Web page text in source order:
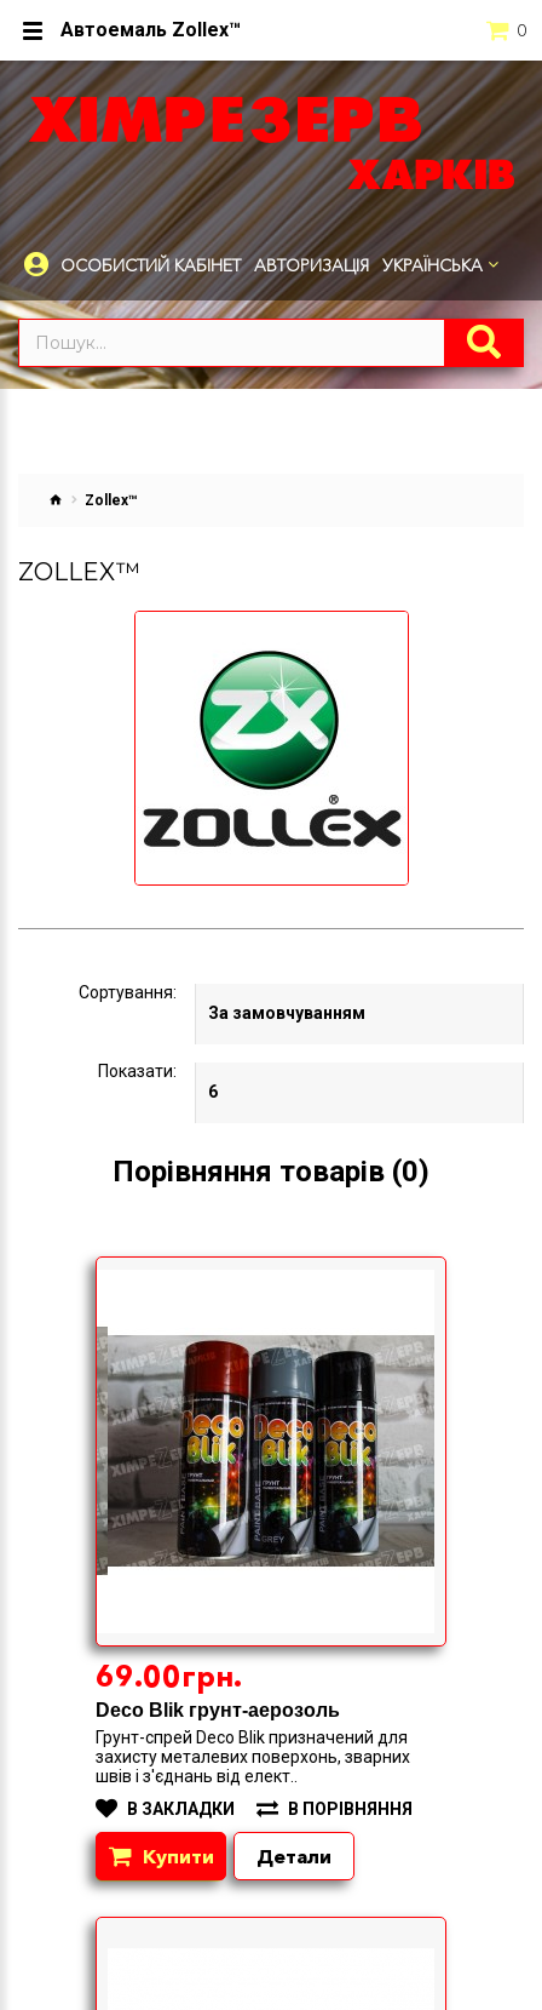
0
ОСОБИСТИЙ КАБІНЕТ АВТОРИЗАЦІЯ УКРАЇНСЬКА
Zollex™
ZOLLEX™
Сортування:
Показати:
Порівняння товарів (0)
69.00грн.
Deco Blik грунт-аерозоль
Грунт-спрей Deco Blik призначений для
захисту металевих поверхонь, зварних
швів і з'єднань від елект..
В ЗАКЛАДКИ
В ПОРІВНЯННЯ
Купити Детали
Автоемаль Zollex™